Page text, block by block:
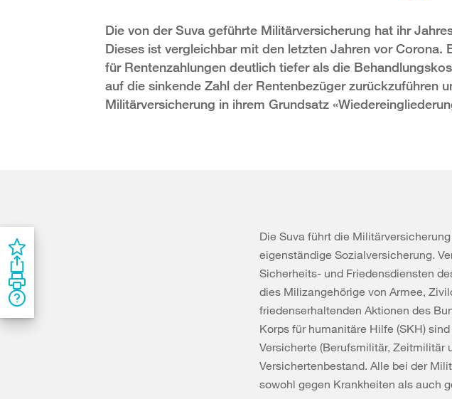
Die von der Suva geführte Militärversicherung hat ihr
Dieses ist vergleichbar mit den letzten Jahren vor Corona.
für Rentenzahlungen deutlich tiefer als die
auf die sinkende Zahl der Rentenbezüger zurückzuführen
Militärversicherung in ihrem Grundsatz
Die Suva führt die
eigenständige Sozialversicherung.
Sicherheits- und Friedensdiensten
dies Milizangehörige von Armee,
friedenserhaltenden Aktionen des
Korps für humanitäre Hilfe (SKH)
Versicherte (Berufsmilitär, Zeitmilitär
Versichertenbestand. Alle bei der
sowohl gegen Krankheiten als auch